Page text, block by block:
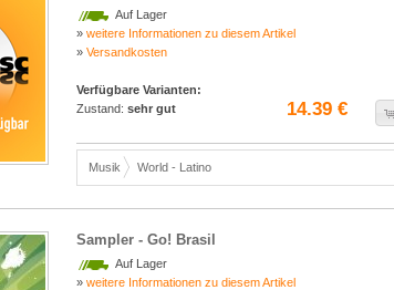
Auf Lager
» weitere Informationen zu diesem Artikel
» Versandkosten
Verfügbare Varianten:
Zustand: sehr gut 14.39 €
Musik World - Latino
Sampler - Go! Brasil
Auf Lager
» weitere Informationen zu diesem Artikel